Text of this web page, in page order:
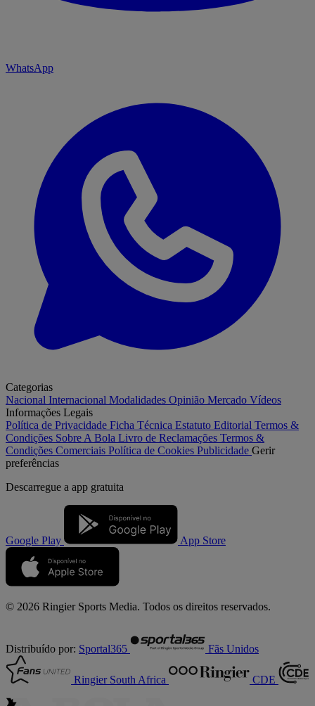
WhatsApp
Categorias
Nacional Internacional Modalidades Opinião Mercado Vídeos
Informações Legais
Política de Privacidade Ficha Técnica Estatuto Editorial Termos &
Condições Sobre A Bola Livro de Reclamações Termos &
Condições Comerciais Política de Cookies Publicidade Gerir
preferências
Descarregue a app gratuita
Google Play App Store
© 2026 Ringier Sports Media. Todos os direitos reservados.
Distribuído por: Sportal365 Fãs Unidos
Ringier South Africa CDE